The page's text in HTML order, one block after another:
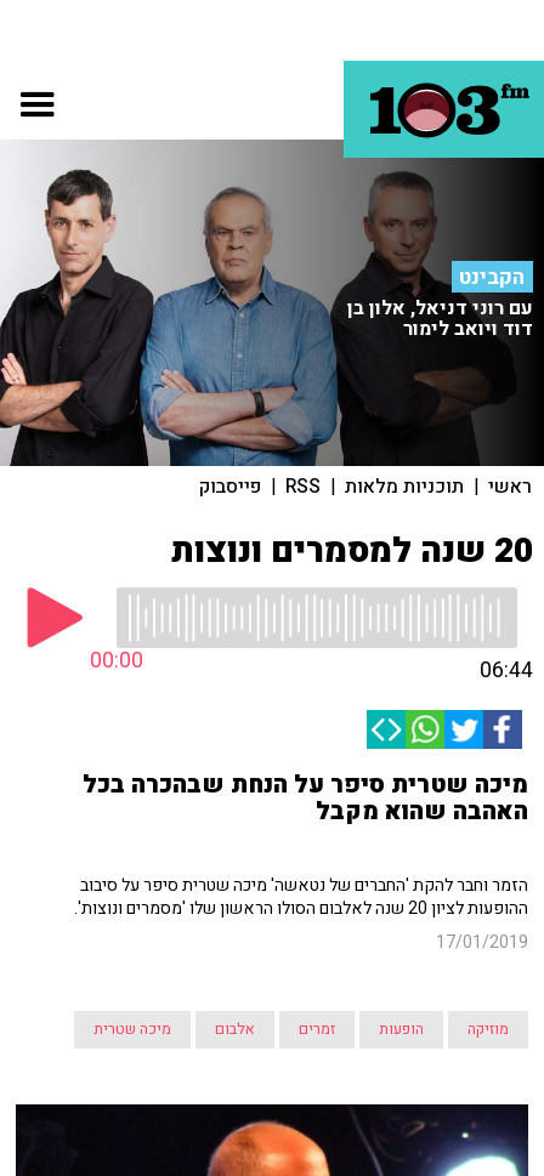
הקבינט
עם רוני דניאל, אלון בן
דוד ויואב לימור
ראשי | תוכניות מלאות |
RSS
| פייסבוק
20 שנה למסמרים ונוצות
00:00 06:44
מיכה שטרית סיפר על הנחת שבהכרה בכל
האהבה שהוא מקבל
הזמר וחבר להקת 'החברים של נטאשה' מיכה שטרית סיפר על סיבוב
ההופעות לציון 20 שנה לאלבום הסולו הראשון שלו 'מסמרים ונוצות'.
17/01/2019
מוזיקה הופעות זמרים אלבום מיכה שטרית